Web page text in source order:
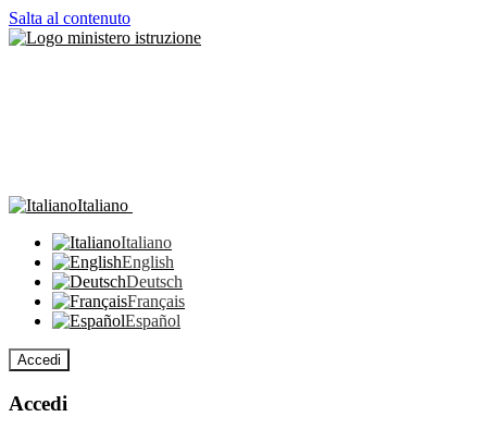
Salta al contenuto
Italiano
Italiano
English
Deutsch
Français
Español
Accedi
Accedi